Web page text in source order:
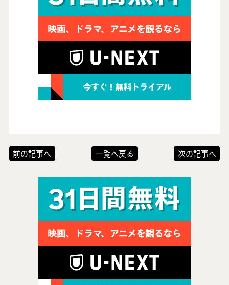
前の記事へ 一覧へ戻る 次の記事へ